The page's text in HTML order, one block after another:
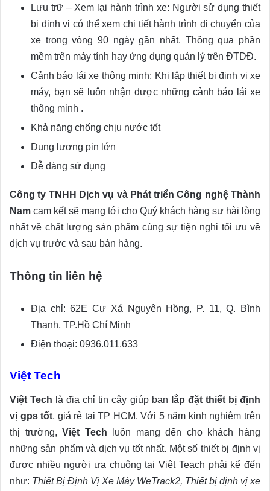
Lưu trữ – Xem lại hành trình xe: Người sử dụng thiết
bị định vị có thể xem chi tiết hành trình di chuyển của
xe trong vòng 90 ngày gần nhất. Thông qua phần
mềm trên máy tính hay ứng dụng quản lý trên ĐTDĐ.
Cảnh báo lái xe thông minh: Khi lắp thiết bị định vị xe
máy, bạn sẽ luôn nhận được những cảnh báo lái xe
thông minh .
Khả năng chống chịu nước tốt
Dung lượng pin lớn
Dễ dàng sử dụng
Công ty TNHH Dịch vụ và Phát triển Công nghệ Thành
Nam cam kết sẽ mang tới cho Quý khách hàng sự hài lòng
nhất về chất lượng sản phẩm cùng sự tiện nghi tối ưu về
dịch vụ trước và sau bán hàng.
Thông tin liên hệ
Địa chỉ: 62E Cư Xá Nguyên Hồng, P. 11, Q. Bình
Thạnh, TP.Hồ Chí Minh
Điện thoại: 0936.011.633
Việt Tech
Việt Tech là địa chỉ tin cậy giúp bạn lắp đặt thiết bị định
vị gps tốt, giá rẻ tại TP HCM. Với 5 năm kinh nghiệm trên
thị trường,Việt Tech luôn mang đến cho khách hàng
những sản phẩm và dịch vụ tốt nhất. Một số thiết bị định vị
được nhiều người ưa chuộng tại Việt Teach phải kể đến
như: Thiết Bị Định Vị Xe Máy WeTrack2, Thiết bị định vị xe